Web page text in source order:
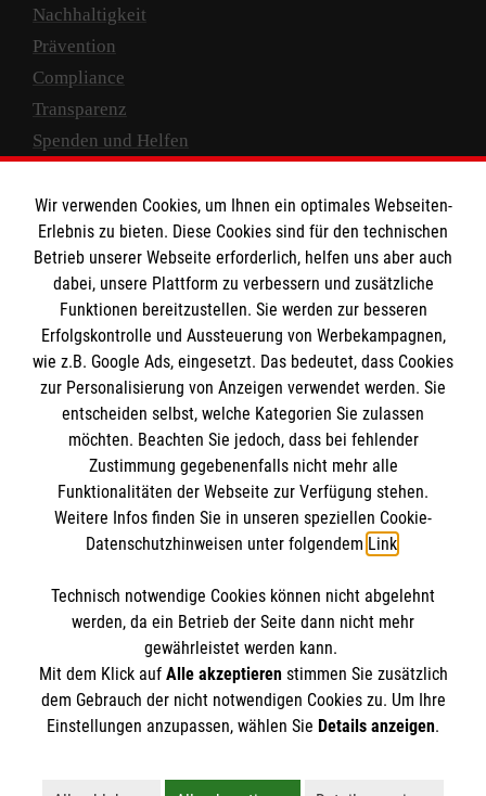
Nachhaltigkeit
Prävention
Compliance
Transparenz
Spenden und Helfen
Empfänger: Malteser Hilfsdienst e.V.
IBAN: DE10 3706 0120 1201 2000 12
BIC: GENODED 1PA7
Newsletter abonnieren
Cookies verwalten|AGB|Impressum|Datenschutz
Barrierefreiheit |Kontakt| Sharepoint|Mediathek
Wir verwenden Cookies, um Ihnen ein optimales Webseiten-
Erlebnis zu bieten. Diese Cookies sind für den technischen
Betrieb unserer Webseite erforderlich, helfen uns aber auch
dabei, unsere Plattform zu verbessern und zusätzliche
Funktionen bereitzustellen. Sie werden zur besseren
Erfolgskontrolle und Aussteuerung von Werbekampagnen,
wie z.B. Google Ads, eingesetzt. Das bedeutet, dass Cookies
zur Personalisierung von Anzeigen verwendet werden. Sie
entscheiden selbst, welche Kategorien Sie zulassen
möchten. Beachten Sie jedoch, dass bei fehlender
Zustimmung gegebenenfalls nicht mehr alle
Funktionalitäten der Webseite zur Verfügung stehen.
Weitere Infos finden Sie in unseren speziellen Cookie-
Datenschutzhinweisen unter folgendem Link.
Technisch notwendige Cookies können nicht abgelehnt
werden, da ein Betrieb der Seite dann nicht mehr
gewährleistet werden kann.
Mit dem Klick auf Alle akzeptierenstimmen Sie zusätzlich
dem Gebrauch der nicht notwendigen Cookies zu. Um Ihre
Einstellungen anzupassen, wählen Sie Details anzeigen.